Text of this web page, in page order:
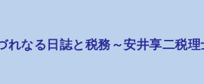
れなる日誌と税務～安井享二税理